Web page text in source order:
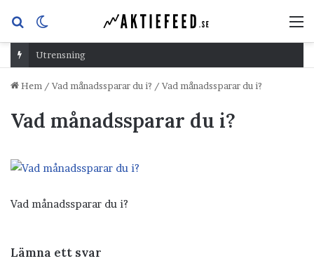
Sök
efterskin
Utrensning
Hem / Vad månadssparar du i? / Vad månadssparar du i?
Vad månadssparar du i?
Vad månadssparar du i?
Lämna ett svar